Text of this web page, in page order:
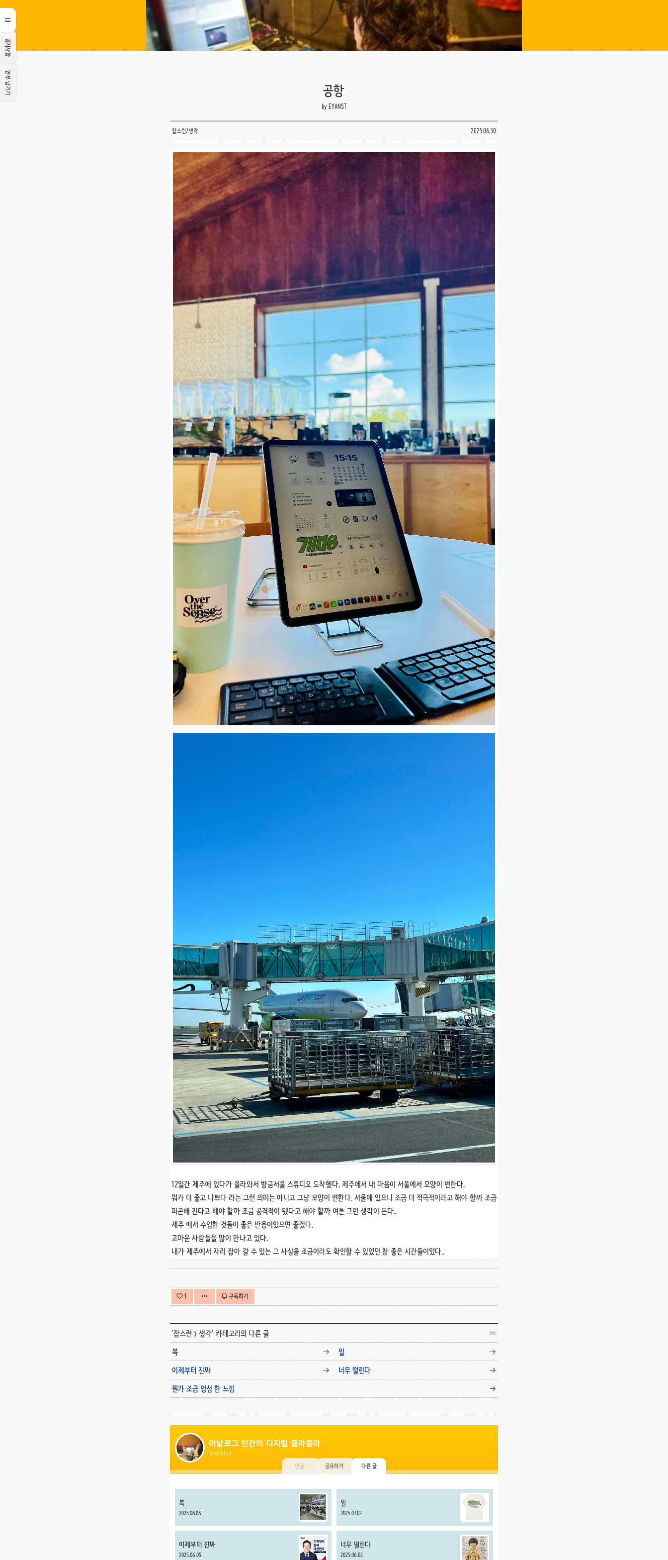
공지사항
안부 남기기 공항
by EYANST
잡스런/생각 2025.06.30
12일간 제주에 있다가 올라와서 방금서울 스튜디오 도착헸다. 제주에서 내 마음이 서울에서 모양이 변한다.
뭐가 더 좋고 나쁘다 라는 그런 의미는 아니고 그냥 모양이 변한다. 서울에 있으니 조금 더 적극적이라고 해야 할까 조금
피곤해 진다고 해야 할까 조금 공격적이 됐다고 해야 할까 여튼 그런 생각이 든다..
제주 에서 수업한 것들이 좋은 반응이었으면 좋겠다.
고마운 사람들을 많이 만나고 있다.
내가 제주에서 자리 잡아 갈 수 있는 그 사실을 조금이라도 확인할 수 있었던 참 좋은 시간들이었다..
1 구독하기
'잡스런 >생각' 카테고리의 다른 글
복
일
이제부터 진짜
너무 떨린다
뭔가 조금 엉성 한 느낌
아날로그 인간의 디지털 블라블라
EYANST
댓글 공유하기 다른 글
복
2025.08.08
일
2025.07.02
이제부터 진짜
2025.06.05
너무 떨린다
2025.06.02